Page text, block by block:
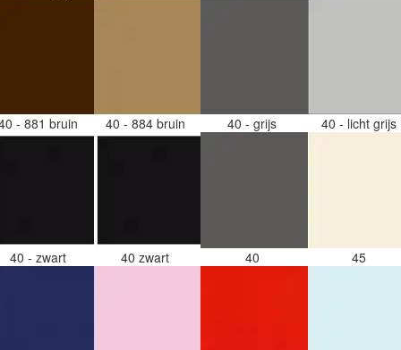
- 881 bruin 40 - 884 bruin 40 - grijs 40 - licht grijs
40 - zwart 40 zwart 40 45